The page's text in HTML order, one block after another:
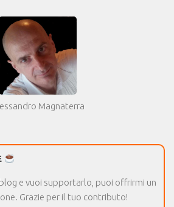
Magnaterra
e vuoi supportarlo, puoi offrirmi un
Grazie per il tuo contributo!